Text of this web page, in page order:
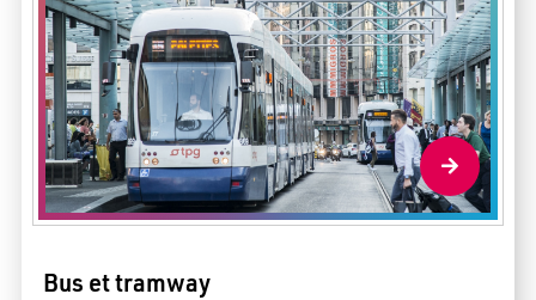
Bus et tramway